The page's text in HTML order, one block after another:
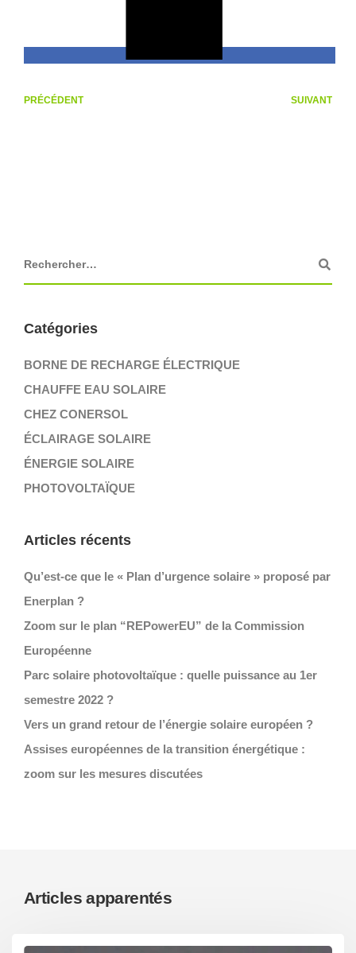
PRÉCÉDENT SUIVANT
Catégories
BORNE DE RECHARGE ÉLECTRIQUE
CHAUFFE EAU SOLAIRE
CHEZ CONERSOL
ÉCLAIRAGE SOLAIRE
ÉNERGIE SOLAIRE
PHOTOVOLTAÏQUE
Articles récents
Qu’est-ce que le « Plan d’urgence solaire » proposé par
Enerplan ?
Zoom sur le plan “REPowerEU” de la Commission
Européenne
Parc solaire photovoltaïque : quelle puissance au 1er
semestre 2022 ?
Vers un grand retour de l’énergie solaire européen ?
Assises européennes de la transition énergétique :
zoom sur les mesures discutées
Articles apparentés